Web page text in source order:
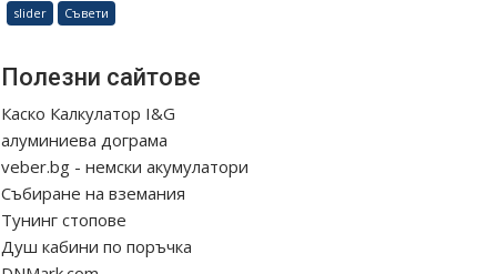
slider Съвети
Полезни сайтове
Каско Калкулатор I&G
алуминиева дограма
veber.bg - немски акумулатори
Събиране на вземания
Тунинг стопове
Душ кабини по поръчка